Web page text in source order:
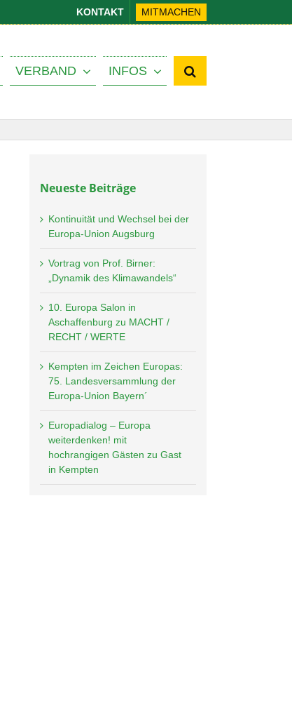
KONTAKT MITMACHEN
VERBAND INFOS
Neueste Beiträge
Kontinuität und Wechsel bei der
Europa-Union Augsburg
Vortrag von Prof. Birner:
„Dynamik des Klimawandels“
10. Europa Salon in
Aschaffenburg zu MACHT /
RECHT / WERTE
Kempten im Zeichen Europas:
75. Landesversammlung der
Europa-Union Bayern´
Europadialog – Europa
weiterdenken! mit
hochrangigen Gästen zu Gast
in Kempten